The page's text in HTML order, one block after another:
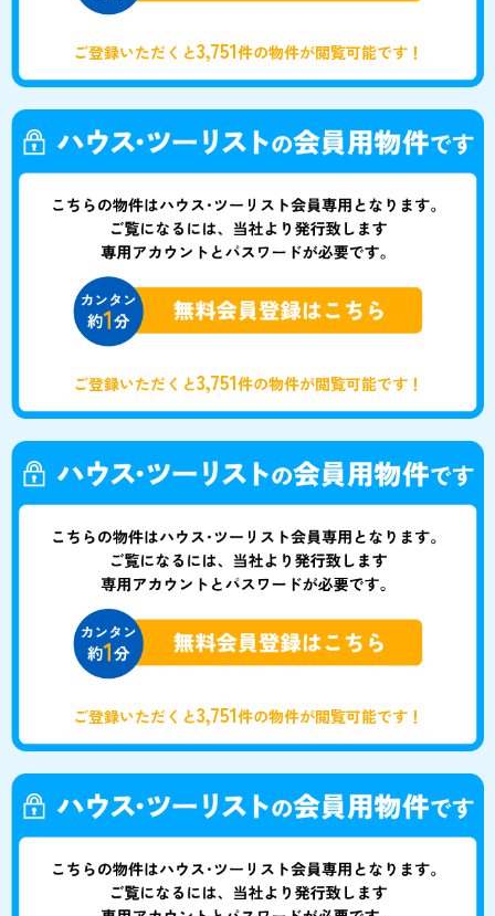
ご登録いただくと3,751件の物件が閲覧可能です！
ご登録いただくと3,751件の物件が閲覧可能です！
ご登録いただくと3,751件の物件が閲覧可能です！